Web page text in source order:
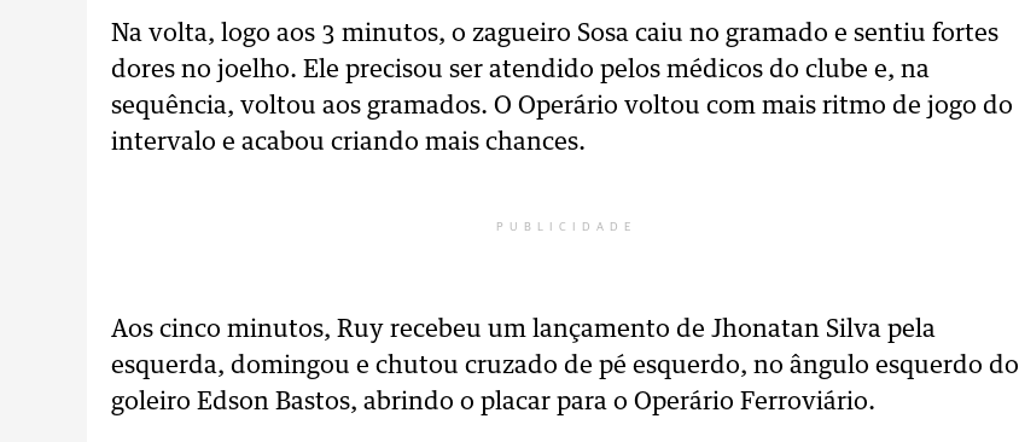
Na volta, logo aos 3 minutos, o zagueiro Sosa caiu no gramado e sentiu fortes
dores no joelho. Ele precisou ser atendido pelos médicos do clube e, na
sequência, voltou aos gramados. O Operário voltou com mais ritmo de jogo do
intervalo e acabou criando mais chances.
PUBLICIDADE
Aos cinco minutos, Ruy recebeu um lançamento de Jhonatan Silva pela
esquerda, domingou e chutou cruzado de pé esquerdo, no ângulo esquerdo do
goleiro Edson Bastos, abrindo o placar para o Operário Ferroviário.